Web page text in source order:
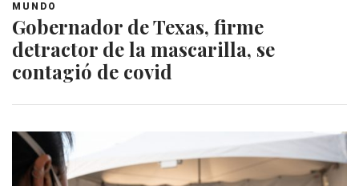
MUNDO
Gobernador de Texas, firme
detractor de la mascarilla, se
contagió de covid